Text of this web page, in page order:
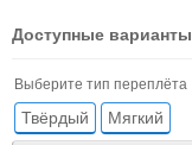
Доступные варианты
Выберите тип переплёта
Твёрдый Мягкий